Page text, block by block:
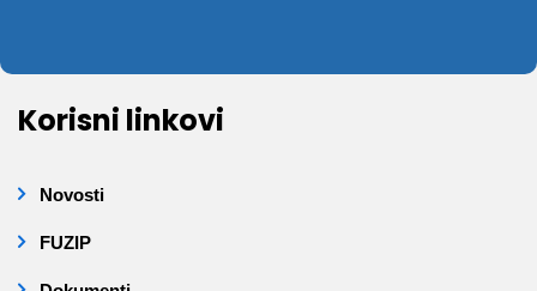
Korisni linkovi
Novosti
FUZIP